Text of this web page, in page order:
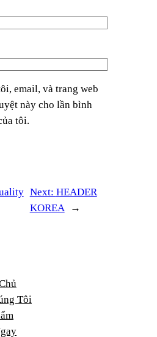
email, và trang web
này cho lần bình
tôi.
Next: HEADER
KOREA
→
Tôi